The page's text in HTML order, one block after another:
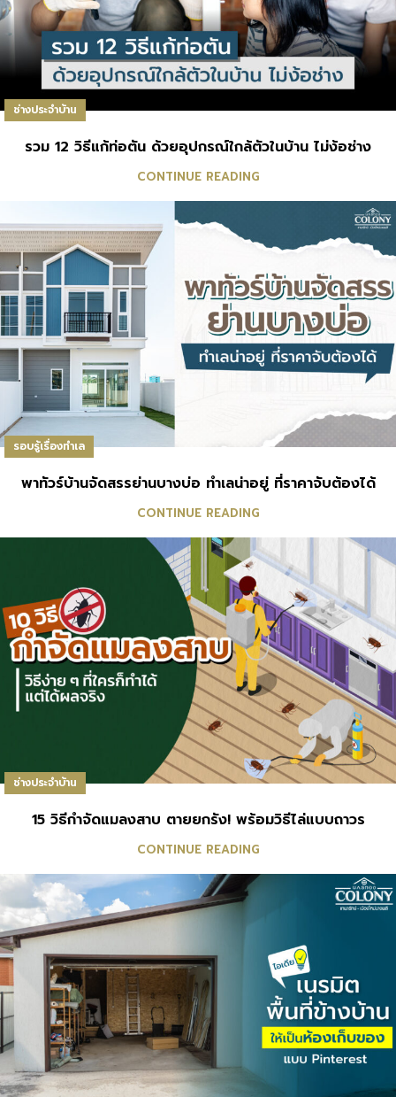
ช่างประจำบ้าน
รวม 12 วิธีแก้ท่อตัน ด้วยอุปกรณ์ใกล้ตัวในบ้าน ไม่ง้อช่าง
CONTINUE READING
รอบรู้เรื่องทำเล
พาทัวร์บ้านจัดสรรย่านบางบ่อ ทำเลน่าอยู่ ที่ราคาจับต้องได้
CONTINUE READING
ช่างประจำบ้าน
15 วิธีกำจัดแมลงสาบ ตายยกรัง! พร้อมวิธีไล่แบบถาวร
CONTINUE READING